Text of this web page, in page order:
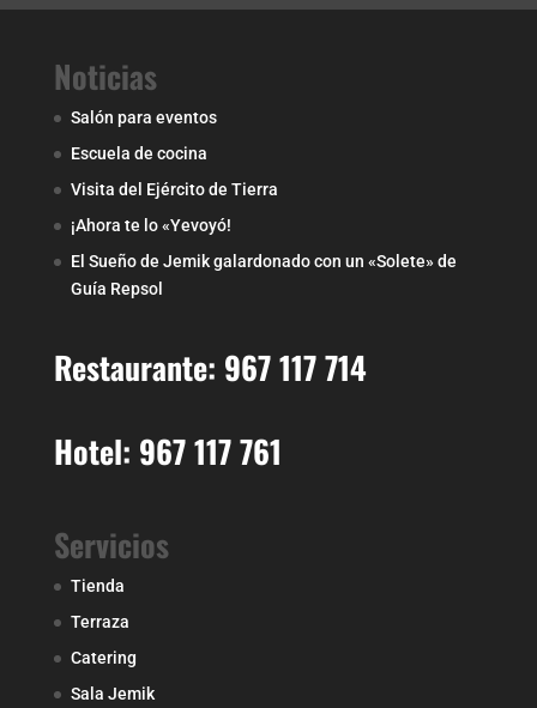
Noticias
Salón para eventos
Escuela de cocina
Visita del Ejército de Tierra
¡Ahora te lo «Yevoyó!
El Sueño de Jemik galardonado con un «Solete» de
Guía Repsol
Restaurante: 967 117 714
Hotel: 967 117 761
Servicios
Tienda
Terraza
Catering
Sala Jemik